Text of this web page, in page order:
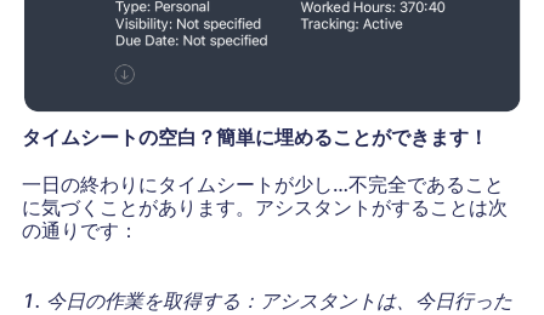
タイムシートの空白？簡単に埋めることができます！
一日の終わりにタイムシートが少し…不完全であること
に気づくことがあります。アシスタントがすることは次
の通りです：
今日の作業を取得する：アシスタントは、今日行った